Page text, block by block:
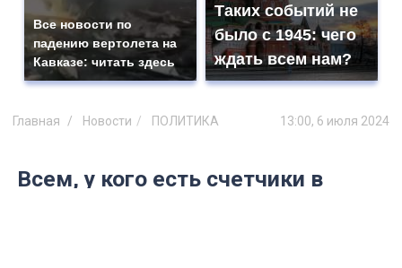
Все новости по
падению вертолета на
Кавказе: читать здесь
Таких событий не
было с 1945: чего
ждать всем нам?
Главная Новости ПОЛИТИКА 13:00, 6 июля 2024
Всем, у кого есть счетчики в